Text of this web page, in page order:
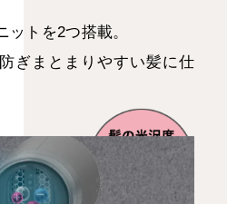
ットを2つ搭載。
ぎまとまりやすい髪に仕